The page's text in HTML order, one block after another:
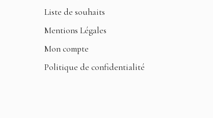
Liste de souhaits
Mentions Légales
Mon compte
Politique de confidentialité